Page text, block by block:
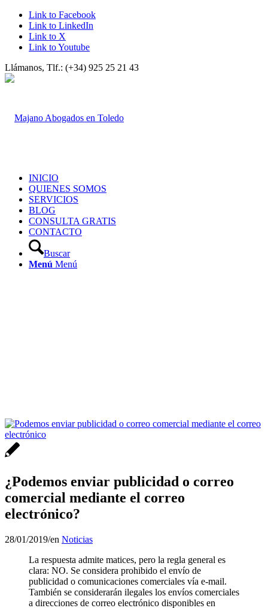
Link to Facebook
Link to LinkedIn
Link to X
Link to Youtube
Llámanos, Tlf.: (+34) 925 25 21 43
INICIO
QUIENES SOMOS
SERVICIOS
BLOG
CONSULTA GRATIS
CONTACTO
Buscar
Menú Menú
¿Podemos enviar publicidad o correo
comercial mediante el correo
electrónico?
28/01/2019/en Noticias
La respuesta admite matices, pero la regla general es
clara: NO. Se considera prohibido el envío de
publicidad o comunicaciones comerciales vía e-mail.
También se considerarán ilegales los envíos comerciales
a direcciones de correo electrónico disponibles en